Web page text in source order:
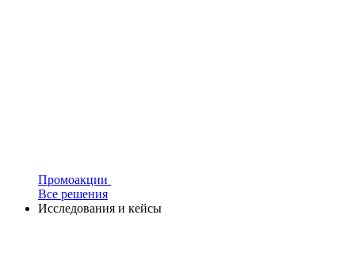
Промоакции
Все решения
Исследования и кейсы